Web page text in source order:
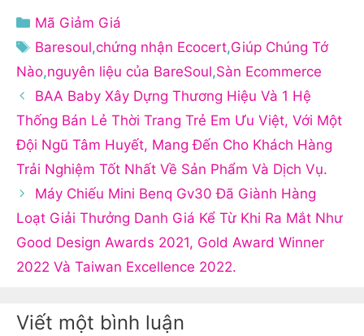
Danh
mục
Mã Giảm Giá
Thẻ
Baresoul,chứng nhận Ecocert,Giúp Chúng Tớ
Nào,nguyên liệu của BareSoul,Sàn Ecommerce
BAA Baby Xây Dựng Thương Hiệu Và 1 Hệ
Thống Bán Lẻ Thời Trang Trẻ Em Ưu Việt, Với Một
Đội Ngũ Tâm Huyết, Mang Đến Cho Khách Hàng
Trải Nghiệm Tốt Nhất Về Sản Phẩm Và Dịch Vụ.
Máy Chiếu Mini Benq Gv30 Đã Giành Hàng
Loạt Giải Thưởng Danh Giá Kể Từ Khi Ra Mắt Như
Good Design Awards 2021, Gold Award Winner
2022 Và Taiwan Excellence 2022.
Viết một bình luận